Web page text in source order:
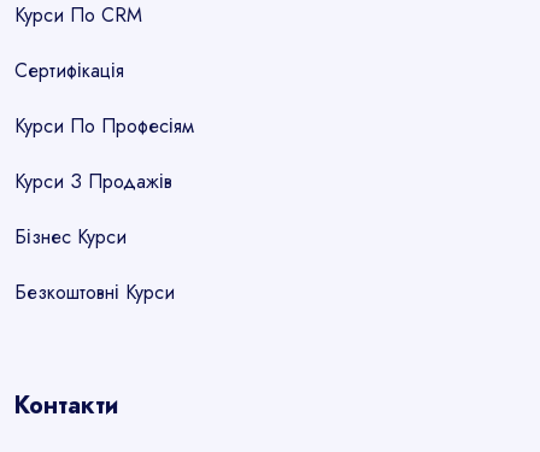
Курси По CRM
Сертифікація
Курси По Професіям
Курси З Продажів
Бізнес Курси
Безкоштовні Курси
Контакти